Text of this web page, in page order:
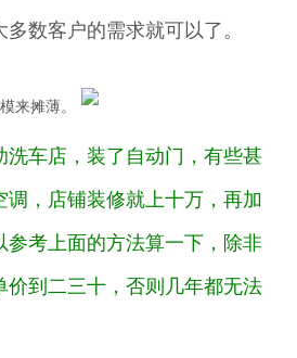
数客户的需求就可以了。
来摊薄。
车店，装了自动门，有些甚
，店铺装修就上十万，再加
参考上面的方法算一下，除非
价到二三十，否则几年都无法